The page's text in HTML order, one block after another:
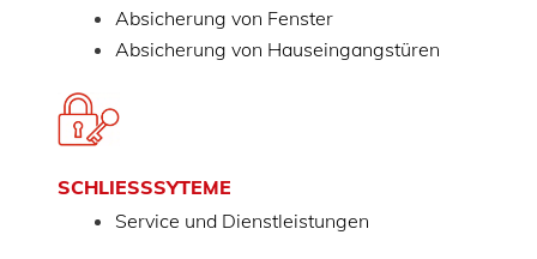
Absicherung von Fenster
Absicherung von Hauseingangstüren
SCHLIESSSYTEME
Service und Dienstleistungen